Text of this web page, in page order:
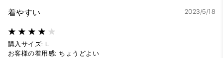
着やすい 2023/5/18
購入サイズ: L
お客様の着用感: ちょうどよい